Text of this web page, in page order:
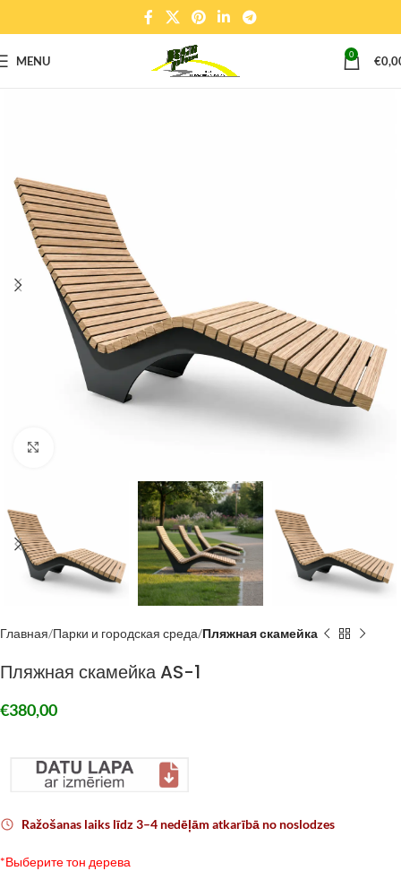
MENU 0 €
Главная Парки и городская среда Пляжная скамейка
Пляжная скамейка AS-1
€380,00
Ražošanas laiks līdz 3–4 nedēļām atkarībā no noslodzes
*Выберите тон дерева